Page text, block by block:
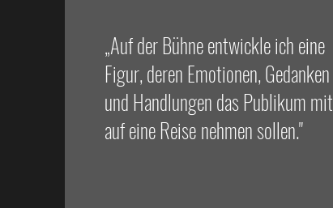
„Auf der Bühne entwickle ich eine
Figur, deren Emotionen, Gedanken
und Handlungen das Publikum mit
auf eine Reisenehmen sollen."